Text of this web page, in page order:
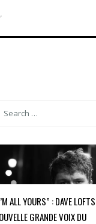
ALL YOURS” : DAVE
GRANDE VOIX DU